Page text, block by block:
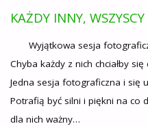
KAŻDY INNY,
Wyjątkowa sesja
Chyba każdy z nich chciałby
Jedna sesja fotograficzna i się
Potrafią być silni i piękni na co
dla nich ważny…